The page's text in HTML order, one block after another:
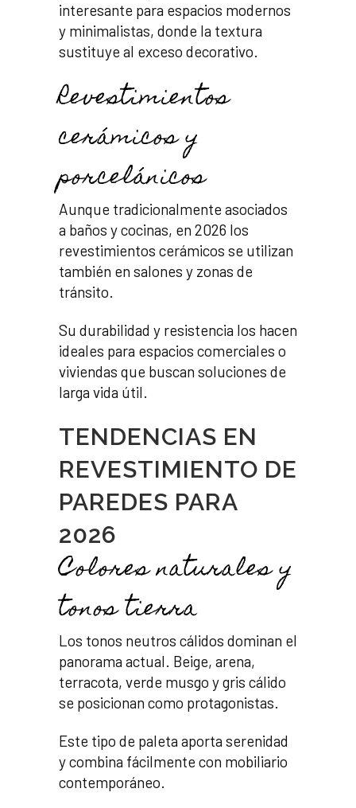
interesante para espacios modernos
y minimalistas, donde la textura
sustituye al exceso decorativo.
Revestimientos
cerámicos y
porcelánicos
Aunque tradicionalmente asociados
a baños y cocinas, en 2026 los
revestimientos cerámicos se utilizan
también en salones y zonas de
tránsito.
Su durabilidad y resistencia los hacen
ideales para espacios comerciales o
viviendas que buscan soluciones de
larga vida útil.
TENDENCIAS EN
REVESTIMIENTO DE
PAREDES PARA
2026
Colores naturales y
tonos tierra
Los tonos neutros cálidos dominan el
panorama actual. Beige, arena,
terracota, verde musgo y gris cálido
se posicionan como protagonistas.
Este tipo de paleta aporta serenidad
y combina fácilmente con mobiliario
contemporáneo.